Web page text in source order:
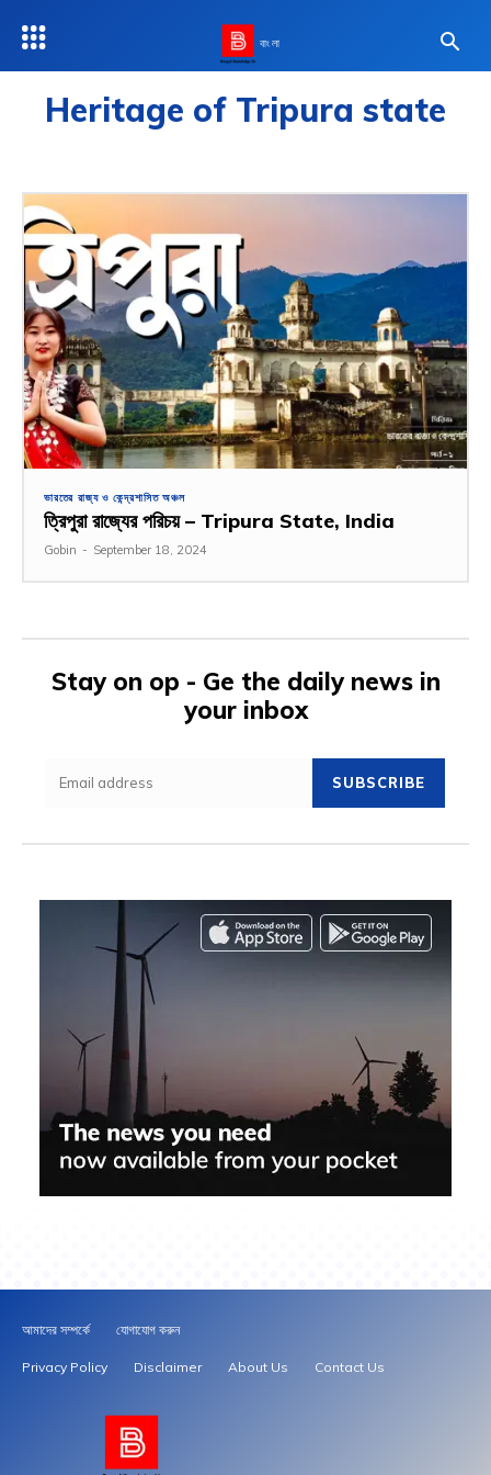
বাংলা
Heritage of Tripura state
ভারতের রাজ্য ও কেন্দ্রশাসিত অঞ্চল
ত্রিপুরা রাজ্যের পরিচয় – Tripura State, India
Gobin - September 18, 2024
Stay on op - Ge the daily news in
your inbox
SUBSCRIBE
আমাদের সম্পর্কে যোগাযোগ করুন
Privacy Policy Disclaimer About Us Contact Us